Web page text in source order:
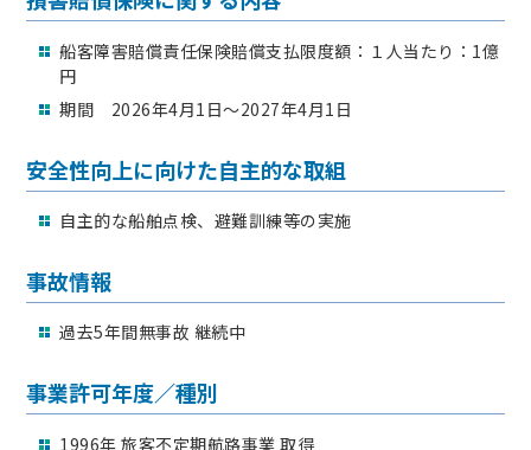
船客障害賠償責任保険賠償支払限度額：１人当たり：1億
円
期間 2026年4月1日～2027年4月1日
安全性向上に向けた自主的な取組
自主的な船舶点検、避難訓練等の実施
事故情報
過去5年間無事故 継続中
事業許可年度／種別
1996年 旅客不定期航路事業 取得